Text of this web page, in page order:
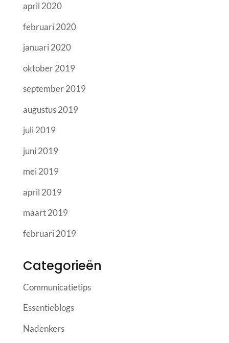
april 2020
februari 2020
januari 2020
oktober 2019
september 2019
augustus 2019
juli 2019
juni 2019
mei 2019
april 2019
maart 2019
februari 2019
Categorieën
Communicatietips
Essentieblogs
Nadenkers